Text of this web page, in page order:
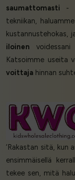
saumattomasti -
tekniikan,
kustannustehokas,
iloinen
Katsoimme useita
voittaja hinnan
‘Rakastan sitä, kun
ensimmäisellä
tekee sen, mitä